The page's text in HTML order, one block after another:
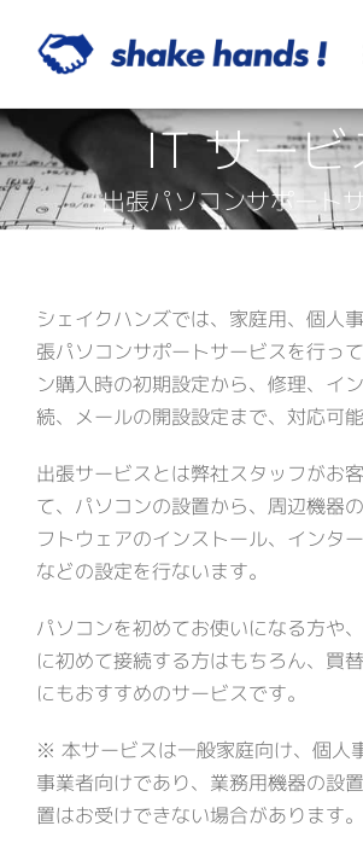
content
Home
Blog
Service
民泊関連サービス
民泊代行
不動産関連サービス
デザイン・システム開発
ITサポートサービス
About US
代表挨拶
会社概要
Contact
IT サービ
出張パソコンサポート
シェイクハンズでは、家庭用、個人
張パソコンサポートサービスを行っ
ン購入時の初期設定から、修理、イ
続、メールの開設設定まで、対応可能
出張サービスとは弊社スタッフがお
て、パソコンの設置から、周辺機器
フトウェアのインストール、インタ
などの設定を行ないます。
パソコンを初めてお使いになる方や
に初めて接続する方はもちろん、買
にもおすすめのサービスです。
※ 本サービスは一般家庭向け、個人
事業者向けであり、業務用機器の設
置はお受けできない場合があります。